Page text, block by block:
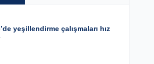
yeşillendirme çalışmaları hız